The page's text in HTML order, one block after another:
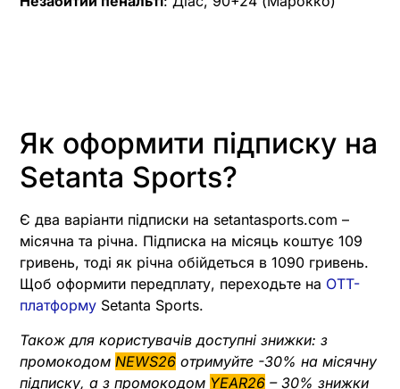
Як оформити підписку на
Setanta Sports?
Є два варіанти підписки на setantasports.com –
місячна та річна. Підписка на місяць коштує 109
гривень, тоді як річна обійдеться в 1090 гривень.
Щоб оформити передплату, переходьте на OTT-
платформу Setanta Sports.
Також для користувачів доступні знижки: з
промокодом NEWS26 отримуйте -30% на місячну
підписку, а з промокодом YEAR26 – 30% знижки